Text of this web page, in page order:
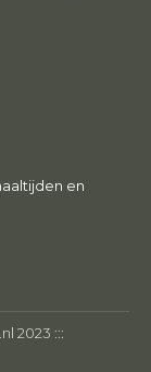
en
2023 :::